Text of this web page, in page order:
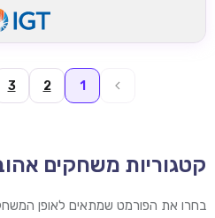
1
2
3
קטגוריות משחקים
בחרו את הפורמט שמתאים לאופן